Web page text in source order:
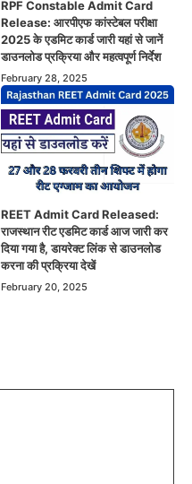
RPF Constable Admit Card
Release: आरपीएफ कांस्टेबल परीक्षा
2025 के एडमिट कार्ड जारी यहां से जानें
डाउनलोड प्रक्रिया और महत्वपूर्ण निर्देश
February 28, 2025
REET Admit Card Released:
राजस्थान रीट एडमिट कार्ड आज जारी कर
दिया गया है, डायरेक्ट लिंक से डाउनलोड
करना की प्रक्रिया देखें
February 20, 2025